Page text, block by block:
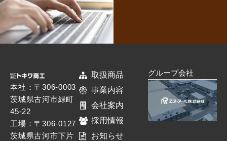
本社：〒306-0003
茨城県古河市緑町
45-22
工場：〒306-0127
茨城県古河市下片
取扱商品
事業内容
会社案内
採用情報
お知らせ
グループ会社